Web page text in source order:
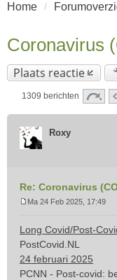
Home
Coronavirus
Plaats reactie
1309 berichten
Roxy
Re: Coronavirus
r
i
c
h
Ma 24 Feb 2025, 17:49
Long Covid/Post-
PostCovid.NL
24 februari 2025
PCNN - Post-covid: